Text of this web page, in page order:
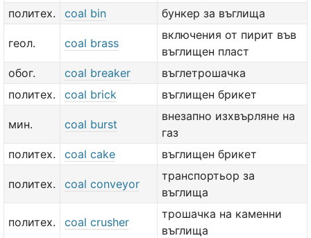
политех.
coal bin бункер за въглища
геол. coal brass
включения от пирит във
въглищен пласт
обог.
coal breaker
въглетрошачка
политех.
coal brick въглищен брикет
мин. coal burst
внезапно изхвърляне на
газ
политех.
coal cake въглищен брикет
политех. coal conveyor
транспортьор за
въглища
политех. coal crusher
трошачка на каменни
въглища